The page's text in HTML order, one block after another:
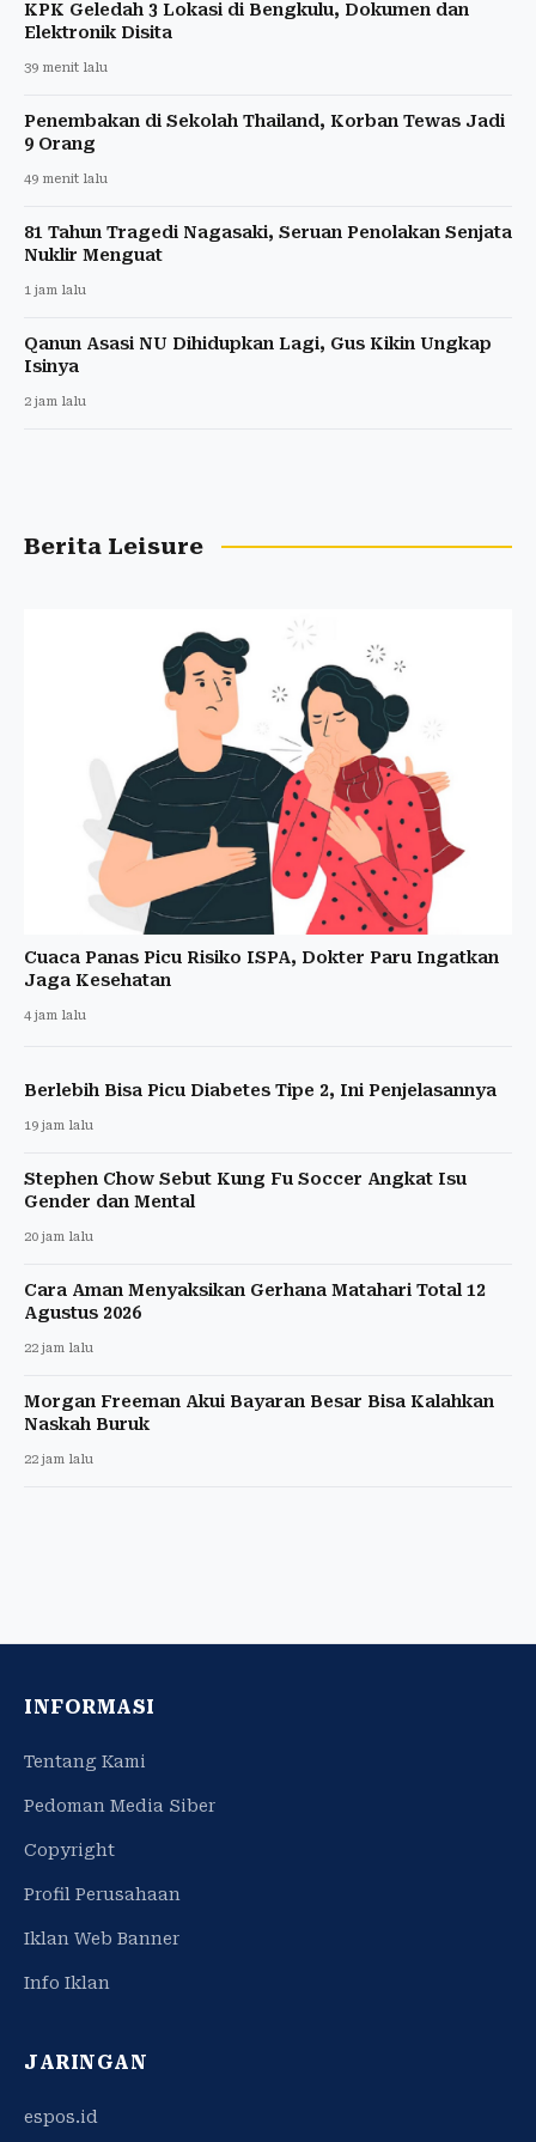
KPK Geledah 3 Lokasi di Bengkulu, Dokumen dan
Elektronik Disita
39 menit lalu
Penembakan di Sekolah Thailand, Korban Tewas Jadi
9 Orang
49 menit lalu
81 Tahun Tragedi Nagasaki, Seruan Penolakan Senjata
Nuklir Menguat
1 jam lalu
Qanun Asasi NU Dihidupkan Lagi, Gus Kikin Ungkap
Isinya
2 jam lalu
Berita Leisure
Cuaca Panas Picu Risiko ISPA, Dokter Paru Ingatkan
Jaga Kesehatan
4 jam lalu
Berlebih Bisa Picu Diabetes Tipe 2, Ini Penjelasannya
19 jam lalu
Stephen Chow Sebut Kung Fu Soccer Angkat Isu
Gender dan Mental
20 jam lalu
Cara Aman Menyaksikan Gerhana Matahari Total 12
Agustus 2026
22 jam lalu
Morgan Freeman Akui Bayaran Besar Bisa Kalahkan
Naskah Buruk
22 jam lalu
INFORMASI
Tentang Kami
Pedoman Media Siber
Copyright
Profil Perusahaan
Iklan Web Banner
Info Iklan
JARINGAN
espos.id